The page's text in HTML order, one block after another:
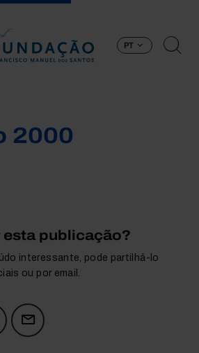
PT
2000
esta publicação?
interessante, pode partilhá-lo
ou por email.